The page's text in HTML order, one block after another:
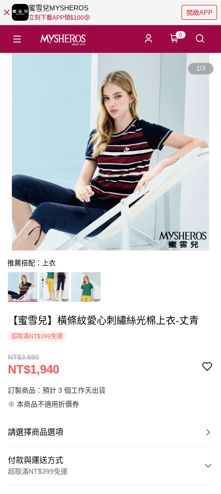
蜜雪兒MYSHEROS
立刻下載APP領$100🤑
開啟APP
0
1/3
推薦搭配：上衣
【蜜雪兒】橫條紋愛心刺繡絲光棉上衣-丈青
超取滿NT$399免運
NT$3,880
NT$1,940
訂製商品：預計 3 個工作天出貨
※ 本商品不適用折價券
請選擇商品選項
付款與運送方式
超取滿NT$399免運